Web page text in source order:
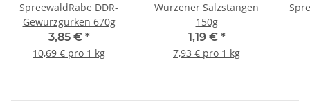
SpreewaldRabe DDR-
Gewürzgurken 670g
3,85 € *
10,69 € pro 1 kg
Wurzener Salzstangen
150g
1,19 € *
7,93 € pro 1 kg